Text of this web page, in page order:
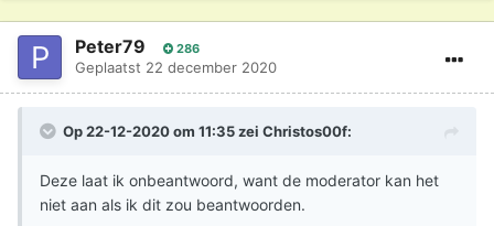
Peter79 286
Geplaatst 22 december 2020
Op 22-12-2020 om 11:35 zei Christos00f:
Deze laat ik onbeantwoord, want de moderator kan het
niet aan als ik dit zou beantwoorden.